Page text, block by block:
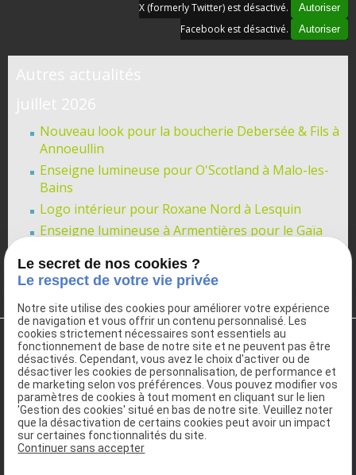
X (formerly Twitter) est désactivé. Autoriser
Facebook est désactivé. Autoriser
Autres actualités
juillet 2026
Nouveau look pour la boucherie Debersée & Fils à
Annoeullin
Enseigne lumineuse pour O'Scotland à Malo-les-
Bains
Logo intérieur pour Roxane Nord à Lesquin
Enseigne lumineuse à Armentières pour le Gaïa
Voir toutes les actualités
Le secret de nos cookies ?
Le respect de votre vie privée
Notre site utilise des cookies pour améliorer votre expérience
de navigation et vous offrir un contenu personnalisé. Les
cookies strictement nécessaires sont essentiels au
fonctionnement de base de notre site et ne peuvent pas être
désactivés. Cependant, vous avez le choix d'activer ou de
désactiver les cookies de personnalisation, de performance et
de marketing selon vos préférences. Vous pouvez modifier vos
paramètres de cookies à tout moment en cliquant sur le lien
'Gestion des cookies' situé en bas de notre site. Veuillez noter
que la désactivation de certains cookies peut avoir un impact
sur certaines fonctionnalités du site.
Continuer sans accepter